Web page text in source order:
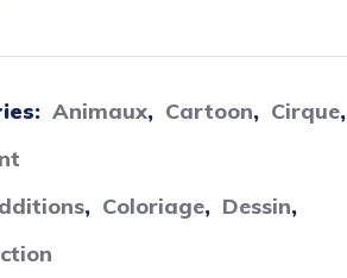
Animaux, Cartoon, Cirque,
, Coloriage, Dessin,